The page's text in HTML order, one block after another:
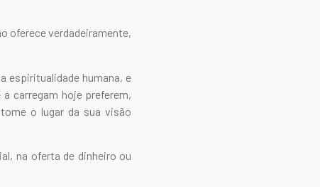
oferece verdadeiramente,
espiritualidade humana, e
carregam hoje preferem,
o lugar da sua visão
na oferta de dinheiro ou